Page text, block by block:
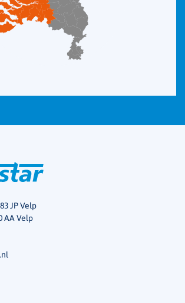
JP Velp
AA Velp